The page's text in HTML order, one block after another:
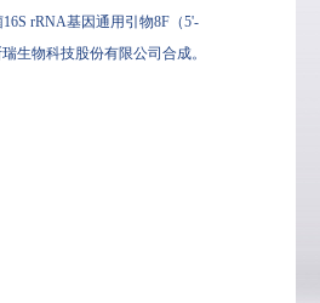
16S rRNA基因通用引物8F（5'-
物科技股份有限公司合成。